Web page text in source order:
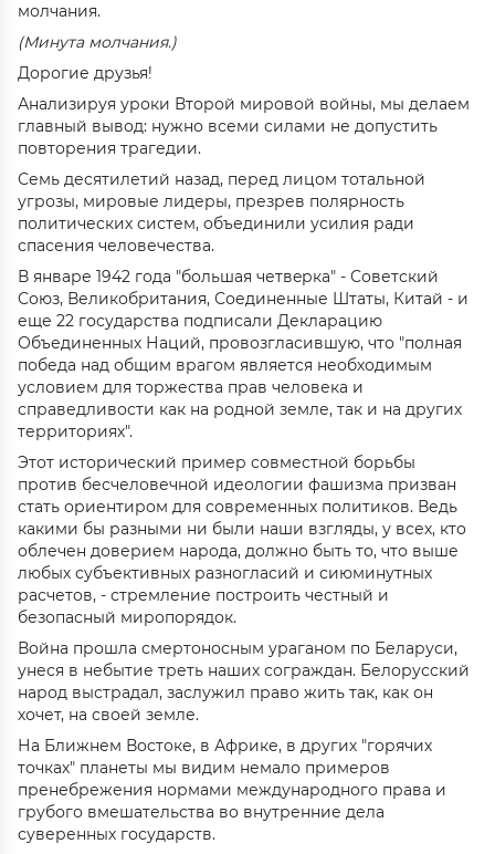
молчания.
(Минута молчания.)
Дорогие друзья!
Анализируя уроки Второй мировой войны, мы делаем
главный вывод: нужно всеми силами не допустить
повторения трагедии.
Семь десятилетий назад, перед лицом тотальной
угрозы, мировые лидеры, презрев полярность
политических систем, объединили усилия ради
спасения человечества.
В январе 1942 года "большая четвeрка" - Советский
Союз, Великобритания, Соединенные Штаты, Китай - и
еще 22 государства подписали Декларацию
Объединенных Наций, провозгласившую, что "полная
победа над общим врагом является необходимым
условием для торжества прав человека и
справедливости как на родной земле, так и на других
территориях".
Этот исторический пример совместной борьбы
против бесчеловечной идеологии фашизма призван
стать ориентиром для современных политиков. Ведь
какими бы разными ни были наши взгляды, у всех, кто
облечен доверием народа, должно быть то, что выше
любых субъективных разногласий и сиюминутных
расчетов, - стремление построить честный и
безопасный миропорядок.
Война прошла смертоносным ураганом по Беларуси,
унеся в небытие треть наших сограждан. Белорусский
народ выстрадал, заслужил право жить так, как он
хочет, на своей земле.
На Ближнем Востоке, в Африке, в других "горячих
точках" планеты мы видим немало примеров
пренебрежения нормами международного права и
грубого вмешательства во внутренние дела
суверенных государств.